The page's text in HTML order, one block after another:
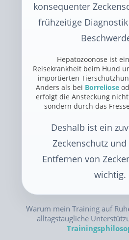
konsequenter
frühzeitige
Hepatozoonose ist
Reisekrankheit beim Hund
importierten
Anders als bei Borreliose
erfolgt die Ansteckung
sondern durch das
Deshalb ist ein
Zeckenschutz
Entfernen von
wichtig.
Warum mein Training auf
alltagstaugliche